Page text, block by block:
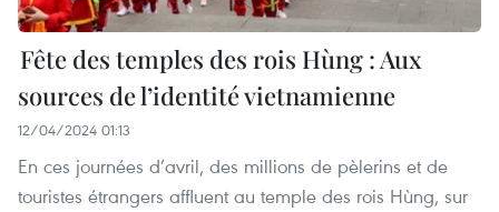
Fête des temples des rois Hùng : Aux
sources de l’identité vietnamienne
12/04/2024 01:13
En ces journées d’avril, des millions de pèlerins et de
touristes étrangers affluent au temple des rois Hùng, sur